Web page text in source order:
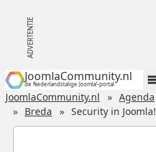
JoomlaCommunity.nl
de Nederlandstalige Joomla!-portal
JoomlaCommunity.nl Agenda
Breda
Security in Joomla!